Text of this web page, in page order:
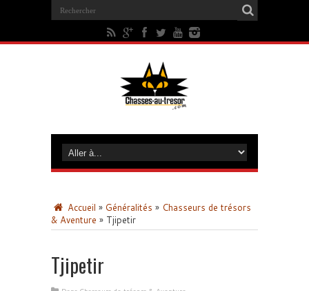
Accueil » Généralités » Chasseurs de trésors
& Aventure » Tjipetir
Tjipetir